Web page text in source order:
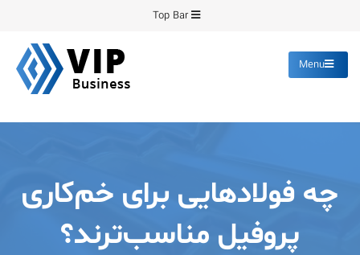
content
Top Bar
Menu
چه فولادهایی برای خم‌کاری
پروفیل مناسب‌ترند؟